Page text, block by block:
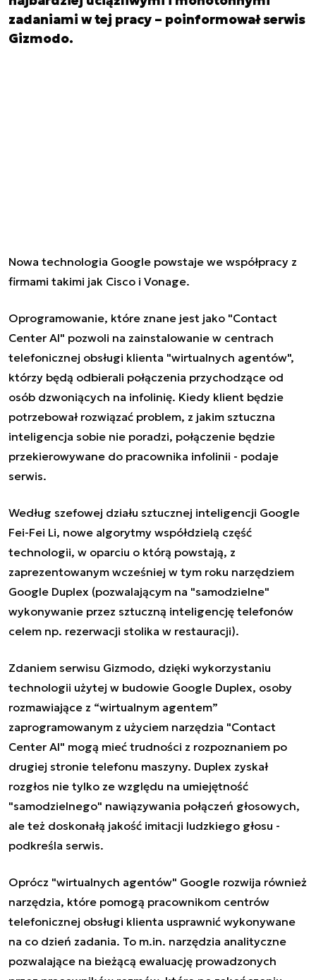
zadaniami w tej pracy – poinformował serwis
Gizmodo.
Nowa technologia Google powstaje we współpracy z
firmami takimi jak Cisco i Vonage.
Oprogramowanie, które znane jest jako "Contact
Center AI" pozwoli na zainstalowanie w centrach
telefonicznej obsługi klienta "wirtualnych agentów",
którzy będą odbierali połączenia przychodzące od
osób dzwoniących na infolinię. Kiedy klient będzie
potrzebował rozwiązać problem, z jakim sztuczna
inteligencja sobie nie poradzi, połączenie będzie
przekierowywane do pracownika infolinii - podaje
serwis.
Według szefowej działu sztucznej inteligencji Google
Fei-Fei Li, nowe algorytmy współdzielą część
technologii, w oparciu o którą powstają, z
zaprezentowanym wcześniej w tym roku narzędziem
Google Duplex (pozwalającym na "samodzielne"
wykonywanie przez sztuczną inteligencję telefonów
celem np. rezerwacji stolika w restauracji).
Zdaniem serwisu Gizmodo, dzięki wykorzystaniu
technologii użytej w budowie Google Duplex, osoby
rozmawiające z “wirtualnym agentem”
zaprogramowanym z użyciem narzędzia "Contact
Center AI" mogą mieć trudności z rozpoznaniem po
drugiej stronie telefonu maszyny. Duplex zyskał
rozgłos nie tylko ze względu na umiejętność
"samodzielnego" nawiązywania połączeń głosowych,
ale też doskonałą jakość imitacji ludzkiego głosu -
podkreśla serwis.
Oprócz "wirtualnych agentów" Google rozwija również
narzędzia, które pomogą pracownikom centrów
telefonicznej obsługi klienta usprawnić wykonywane
na co dzień zadania. To m.in. narzędzia analityczne
pozwalające na bieżącą ewaluację prowadzonych